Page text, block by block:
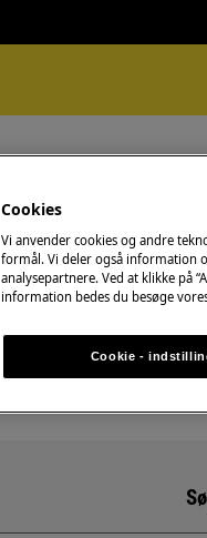
Cookies
Vi anvender cookies og andre
formål. Vi deler også information
analysepartnere. Ved at klikke på
information bedes du besøge
Cookie -